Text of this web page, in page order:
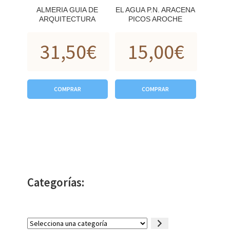
ALMERIA GUIA DE
ARQUITECTURA
31,50€
COMPRAR
EL AGUA P.N. ARACENA
PICOS AROCHE
15,00€
COMPRAR
Categorías:
Selecciona